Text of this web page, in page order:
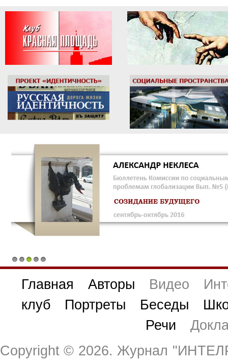
1 2 3 4 5
Главная Авторы Видео
клуб
Портреты Беседы
Речи
Copyright © 2026. Журнал